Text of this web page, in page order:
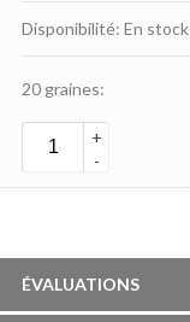
Disponibilité: En stock
20 graines:
+
-
ÉVALUATIONS